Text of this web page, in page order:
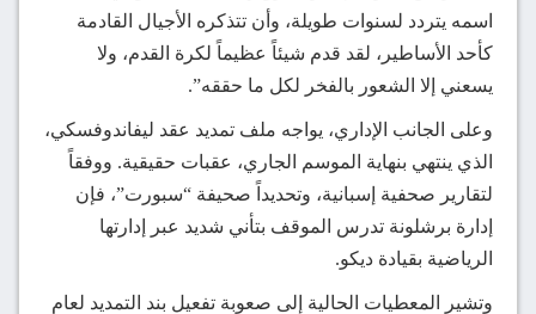
اسمه يتردد لسنوات طويلة، وأن تتذكره الأجيال القادمة
كأحد الأساطير، لقد قدم شيئاً عظيماً لكرة القدم، ولا
يسعني إلا الشعور بالفخر لكل ما حققه”.
وعلى الجانب الإداري، يواجه ملف تمديد عقد ليفاندوفسكي،
الذي ينتهي بنهاية الموسم الجاري، عقبات حقيقية. ووفقاً
لتقارير صحفية إسبانية، وتحديداً صحيفة “سبورت”، فإن
إدارة برشلونة تدرس الموقف بتأني شديد عبر إدارتها
الرياضية بقيادة ديكو.
وتشير المعطيات الحالية إلى صعوبة تفعيل بند التمديد لعام